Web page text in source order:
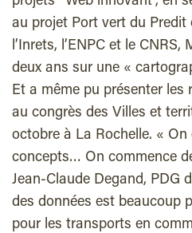
au projet Port vert du
l’Inrets, l’ENPC et le
deux ans sur une «
Et a même pu présenter les
au congrès des Villes et
octobre à La Rochelle. «
concepts… On commence
Jean-Claude Degand, PDG
des données est beaucoup
pour les transports en